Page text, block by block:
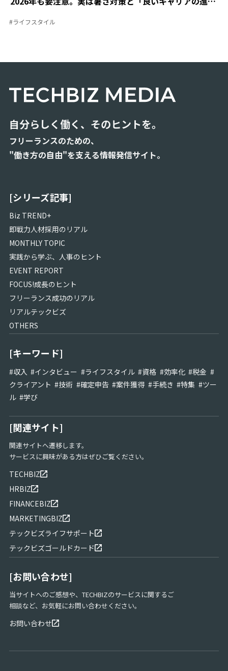
#ライフスタイル
自分らしく働く、そのヒントを。
フリーランスのための、
"働き方の自由"を支える情報発信サイト。
[シリーズ記事]
Biz TREND+
即戦力人材採用のリアル
MONTHLY TOPIC
実践から学ぶ、人事のヒント
EVENT REPORT
FOCUS!成長のヒント
フリーランス成功のリアル
リアルテックビズ
OTHERS
[キーワード]
#収入 #インタビュー #ライフスタイル #資格 #効率化 #税金 #
クライアント #技術 #確定申告 #案件獲得 #手続き #特集 #ツー
ル #学び
[関連サイト]
関連サイトへ遷移します。
サービスに興味がある方はぜひご覧ください。
TECHBIZ
HRBIZ
FINANCEBIZ
MARKETINGBIZ
テックビズライフサポート
テックビズゴールドカード
[お問い合わせ]
当サイトへのご感想や、TECHBIZのサービスに関するご
相談など、お気軽にお問い合わせください。
お問い合わせ